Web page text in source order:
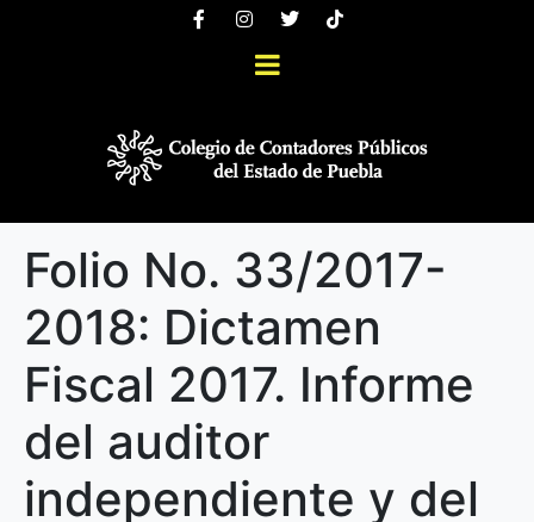
Folio No. 33/2017-
2018: Dictamen
Fiscal 2017. Informe
del auditor
independiente y del